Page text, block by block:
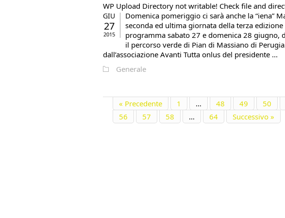
WP Upload Directory not writable! Check file and
GIU
27
2015
Domenica pomeriggio ci sarà anche la “iena”
seconda ed ultima giornata della terza edizione
programma sabato 27 e domenica 28 giugno,
il percorso verde di Pian di Massiano di
dall’associazione Avanti Tutta onlus del presidente ...
Generale
« Precedente 1 … 48 49 50
56
57 58 … 64 Successivo »